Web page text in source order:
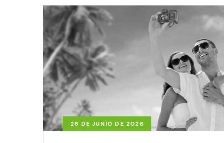
26 DE JUNIO DE 2026